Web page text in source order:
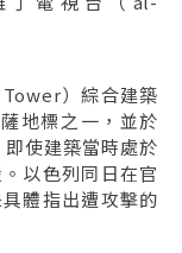
）綜合建築
地標之一，並於
使建築當時處於
以色列同日在官
體指出遭攻擊的